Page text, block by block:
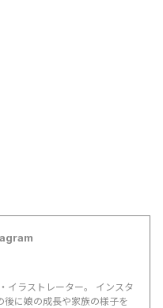
イラストレーター。 インスタ
後に娘の成長や家族の様子を